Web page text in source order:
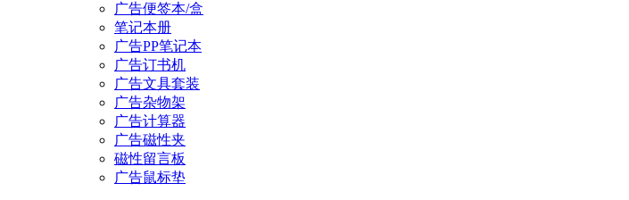
广告便签本/盒
笔记本册
广告PP笔记本
广告订书机
广告文具套装
广告杂物架
广告计算器
广告磁性夹
磁性留言板
广告鼠标垫